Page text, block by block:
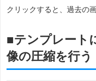
クリックすると、過去の
■テンプレート
像の圧縮を行う